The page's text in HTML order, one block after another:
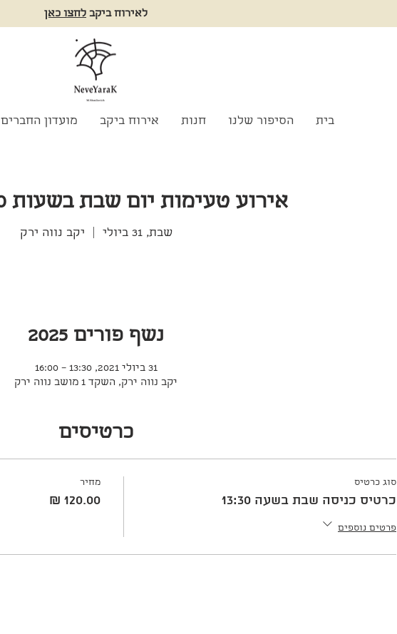
לאירוח ביקב לחצו כאן
בית הסיפור שלנו חנות אירוח ביקב מועדון החברים
אירוע טעימות יום שבת בשעות 13:30-16:00
שבת, 31 ביולי יקב נווה ירק
נשף פורים 2025
31 ביולי 2021, 13:30 – 16:00
יקב נווה ירק, השקד 1 מושב נווה ירק
כרטיסים
סוג כרטיס
כרטיס כניסה שבת בשעה 13:30
פרטים נוספים
מחיר
‏120.00 ‏₪